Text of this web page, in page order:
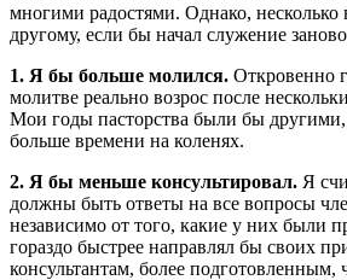
многими радостями. Однако, несколько
другому, если бы начал служение
1. Я бы больше молился. Откровенно
молитве реально возрос после
Мои годы пасторства были бы
больше времени на коленях.
2. Я бы меньше консультировал. Я
должны быть ответы на все вопросы
независимо от того, какие у них были
гораздо быстрее направлял бы своих
консультантам, более подготовленным,